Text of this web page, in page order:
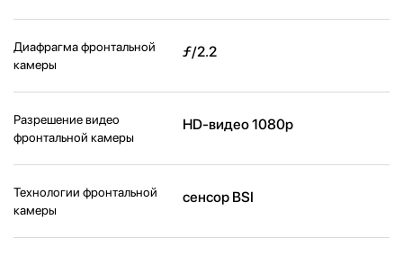
Диафрагма фронтальной
камеры
ƒ/2.2
Разрешение видео
фронтальной камеры
HD-видео 1080p
Технологии фронтальной
камеры
сенсор BSI